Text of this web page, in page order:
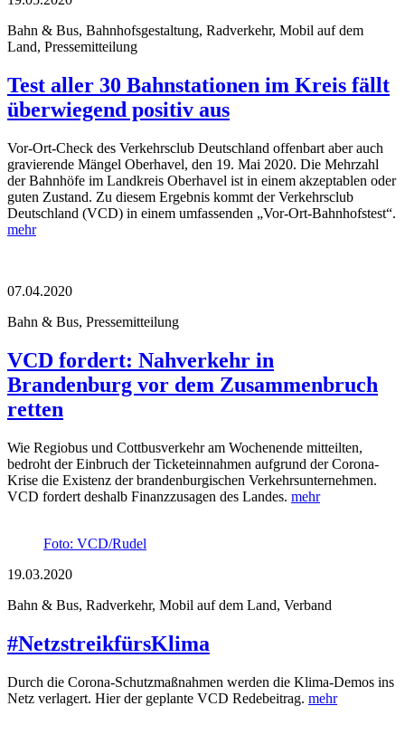
Bahn & Bus, Bahnhofsgestaltung, Radverkehr, Mobil auf dem
Land, Pressemitteilung
Test aller 30 Bahnstationen im Kreis fällt
überwiegend positiv aus
Vor-Ort-Check des Verkehrsclub Deutschland offenbart aber auch
gravierende Mängel Oberhavel, den 19. Mai 2020. Die Mehrzahl
der Bahnhöfe im Landkreis Oberhavel ist in einem akzeptablen oder
guten Zustand. Zu diesem Ergebnis kommt der Verkehrsclub
Deutschland (VCD) in einem umfassenden „Vor-Ort-Bahnhofstest“.
mehr
07.04.2020
Bahn & Bus, Pressemitteilung
VCD fordert: Nahverkehr in
Brandenburg vor dem Zusammenbruch
retten
Wie Regiobus und Cottbusverkehr am Wochenende mitteilten,
bedroht der Einbruch der Ticketeinnahmen aufgrund der Corona-
Krise die Existenz der brandenburgischen Verkehrsunternehmen.
VCD fordert deshalb Finanzzusagen des Landes. mehr
Foto: VCD/Rudel
19.03.2020
Bahn & Bus, Radverkehr, Mobil auf dem Land, Verband
#NetzstreikfürsKlima
Durch die Corona-Schutzmaßnahmen werden die Klima-Demos ins
Netz verlagert. Hier der geplante VCD Redebeitrag. mehr